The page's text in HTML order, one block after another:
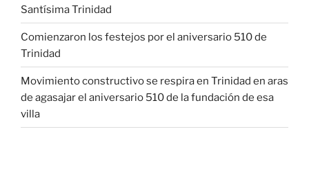
Santísima Trinidad
Comienzaron los festejos por el aniversario 510 de
Trinidad
Movimiento constructivo se respira en Trinidad en aras
de agasajar el aniversario 510 de la fundación de esa
villa